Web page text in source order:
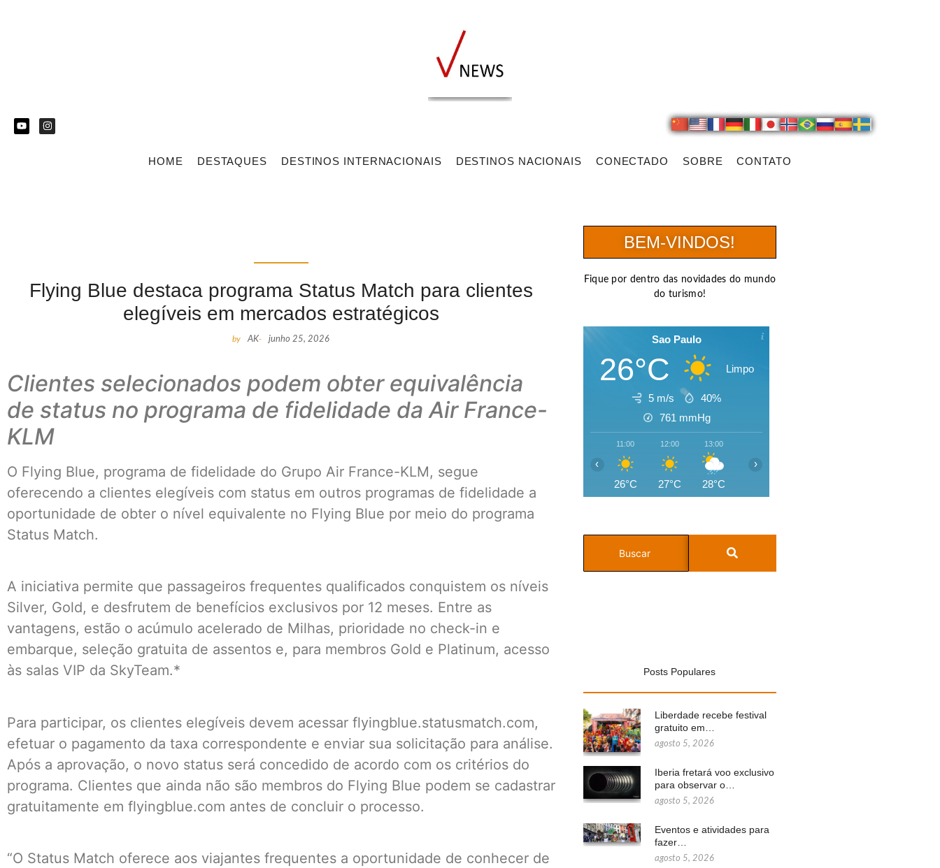
HOME DESTAQUES DESTINOS INTERNACIONAIS DESTINOS NACIONAIS CONECTADO SOBRE CONTATO
Flying Blue destaca programa Status Match para clientes
elegíveis em mercados estratégicos
by AK- junho 25, 2026
Clientes selecionados podem obter equivalência
de status no programa de fidelidade da Air France-
KLM
O Flying Blue, programa de fidelidade do Grupo Air France-KLM, segue
oferecendo a clientes elegíveis com status em outros programas de fidelidade a
oportunidade de obter o nível equivalente no Flying Blue por meio do programa
Status Match.
A iniciativa permite que passageiros frequentes qualificados conquistem os níveis
Silver, Gold, e desfrutem de benefícios exclusivos por 12 meses. Entre as
vantagens, estão o acúmulo acelerado de Milhas, prioridade no check-in e
embarque, seleção gratuita de assentos e, para membros Gold e Platinum, acesso
às salas VIP da SkyTeam.*
Para participar, os clientes elegíveis devem acessar flyingblue.statusmatch.com,
efetuar o pagamento da taxa correspondente e enviar sua solicitação para análise.
Após a aprovação, o novo status será concedido de acordo com os critérios do
programa. Clientes que ainda não são membros do Flying Blue podem se cadastrar
gratuitamente em flyingblue.com antes de concluir o processo.
“O Status Match oferece aos viajantes frequentes a oportunidade de conhecer de
BEM-VINDOS!
Fique por dentro das novidades do mundo
do turismo!
Sao Paulo
26°C Limpo
5 m/s
40%
761 mmHg
11:00
26°C
12:00
27°C
13:00
28°C
‹ ›
Posts Populares
Liberdade recebe festival
gratuito em…
agosto 5, 2026
Iberia fretará voo exclusivo
para observar o…
agosto 5, 2026
Eventos e atividades para
fazer…
agosto 5, 2026